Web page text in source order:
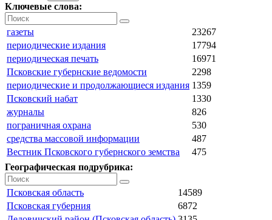
Ключевые слова:
газеты
23267
периодические издания
17794
периодическая печать
16971
Псковские губернские ведомости
2298
периодические и продолжающиеся издания 1359
Псковский набат
1330
журналы
826
пограничная охрана
530
средства массовой информации
487
Вестник Псковского губернского земства
475
Географическая подрубрика:
Псковская область
14589
Псковская губерния
6872